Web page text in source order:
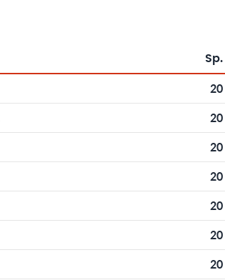
und Punkten
Sp.
20
20
20
20
20
20
20